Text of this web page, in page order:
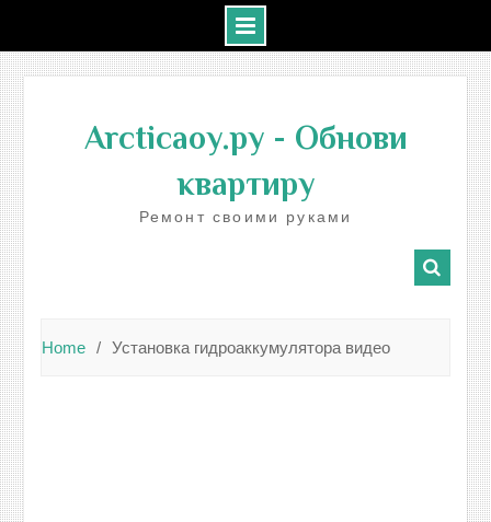
contentArcticaoy.ру- Обнови
квартиру
Ремонт своими руками
Home Установка гидроаккумулятора видео